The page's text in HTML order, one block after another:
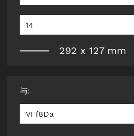
14
292 x 127 mm
与:
VFf8Da